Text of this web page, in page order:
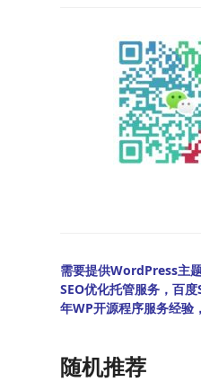
需要提供WordPress主
SEO优化托管服务，百
年WP开源程序服务经验
随机推荐